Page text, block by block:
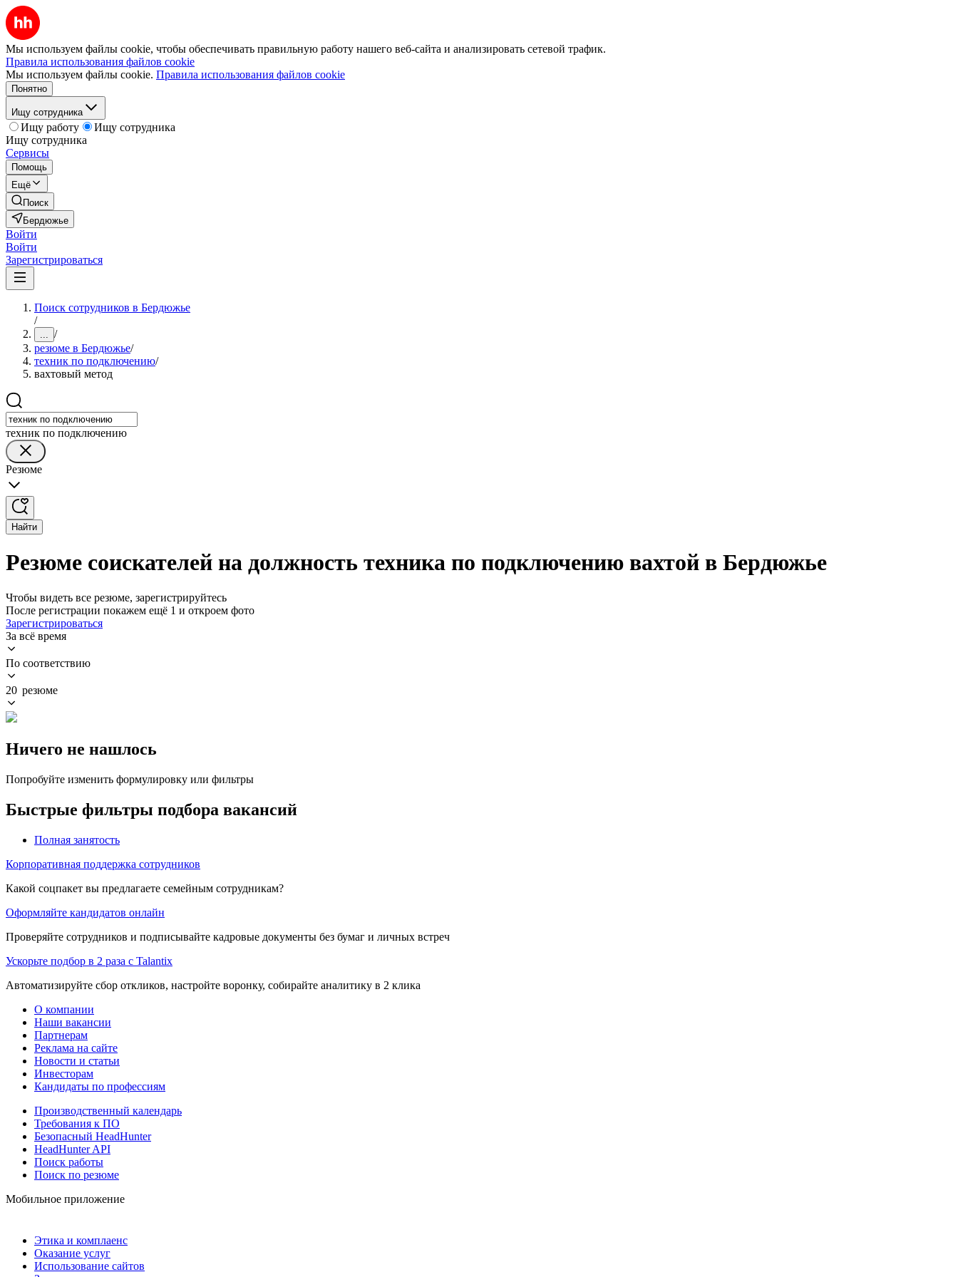
Мы используем файлы cookie, чтобы обеспечивать правильную работу нашего веб-сайта и анализировать сетевой трафик.
Правила использования файлов cookie
Мы используем файлы cookie. Правила использования файлов cookie
Понятно
Ищу сотрудника
Ищу работу
Ищу сотрудника
Ищу сотрудника
Сервисы
Помощь
Ещё
Поиск
Бердюжье
Войти
Войти
Зарегистрироваться
Поиск сотрудников в Бердюжье
/
... /
резюме в Бердюжье/
техник по подключению/
вахтовый метод
техник по подключению
Резюме
Найти
Резюме соискателей на должность техника по подключению вахтой в Бердюжье
Чтобы видеть все резюме, зарегистрируйтесь
После регистрации покажем ещё 1 и откроем фото
Зарегистрироваться
За всё время
По соответствию
20 резюме
Ничего не нашлось
Попробуйте изменить формулировку или фильтры
Быстрые фильтры подбора вакансий
Полная занятость
Корпоративная поддержка сотрудников
Какой соцпакет вы предлагаете семейным сотрудникам?
Оформляйте кандидатов онлайн
Проверяйте сотрудников и подписывайте кадровые документы без бумаг и личных встреч
Ускорьте подбор в 2 раза с Talantix
Автоматизируйте сбор откликов, настройте воронку, собирайте аналитику в 2 клика
О компании
Наши вакансии
Партнерам
Реклама на сайте
Новости и статьи
Инвесторам
Кандидаты по профессиям
Производственный календарь
Требования к ПО
Безопасный HeadHunter
HeadHunter API
Поиск работы
Поиск по резюме
Мобильное приложение
Этика и комплаенс
Оказание услуг
Использование сайтов